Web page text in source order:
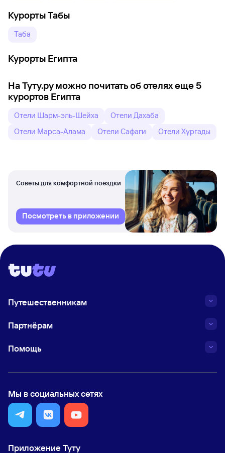
Курорты Табы
Таба
Курорты Египта
На Туту.ру можно почитать об отелях еще 5
курортов Египта
Отели Шарм-эль-Шейха
Отели Дахаба
Отели Марса-Алама
Отели Сафаги Отели Хургады
Советы для комфортной поездки
Посмотреть в приложении
Путешественникам
Партнёрам
Помощь
Мы в социальных сетях
Приложение Туту